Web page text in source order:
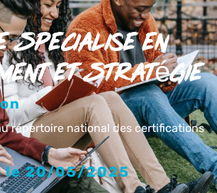
Specialise en
et Stratégie
répertoire national des certifications
le 20/05/2025